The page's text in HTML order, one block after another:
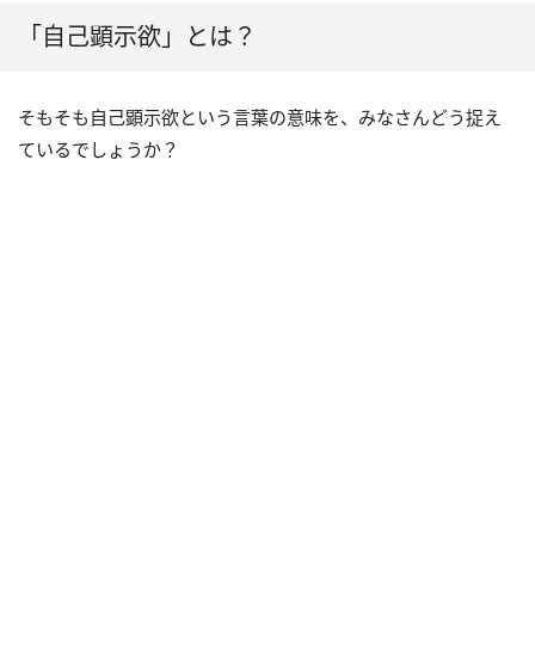
「自己顕示欲」とは？
そもそも自己顕示欲という言葉の意味を、みなさんどう捉え
ているでしょうか？